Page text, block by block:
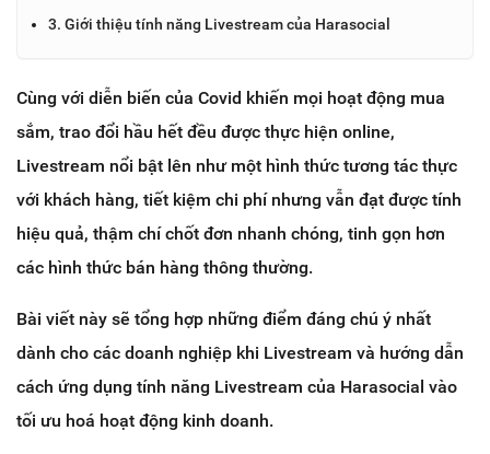
3. Giới thiệu tính năng Livestream của Harasocial
Cùng với diễn biến của Covid khiến mọi hoạt động mua
sắm, trao đổi hầu hết đều được thực hiện online,
Livestream nổi bật lên như một hình thức tương tác thực
với khách hàng, tiết kiệm chi phí nhưng vẫn đạt được tính
hiệu quả, thậm chí chốt đơn nhanh chóng, tinh gọn hơn
các hình thức bán hàng thông thường.
Bài viết này sẽ tổng hợp những điểm đáng chú ý nhất
dành cho các doanh nghiệp khi Livestream và hướng dẫn
cách ứng dụng tính năng Livestream của Harasocial vào
tối ưu hoá hoạt động kinh doanh.